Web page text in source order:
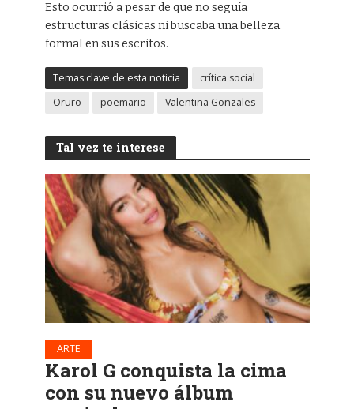
Esto ocurrió a pesar de que no seguía
estructuras clásicas ni buscaba una belleza
formal en sus escritos.
Temas clave de esta noticia
crítica social
Oruro
poemario Valentina Gonzales
Tal vez te interese
ARTE
Karol G conquista la cima
con su nuevo álbum